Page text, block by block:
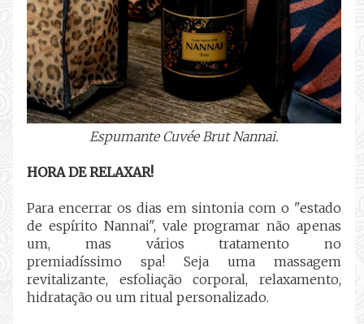
Espumante Cuvée Brut Nannai.
HORA DE RELAXAR!
Para encerrar os dias em sintonia com o "estado
de espírito Nannai", vale programar não apenas
um, mas vários tratamento no
premiadíssimospa! Seja uma massagem
revitalizante, esfoliação corporal, relaxamento,
hidratação ou um ritual personalizado.